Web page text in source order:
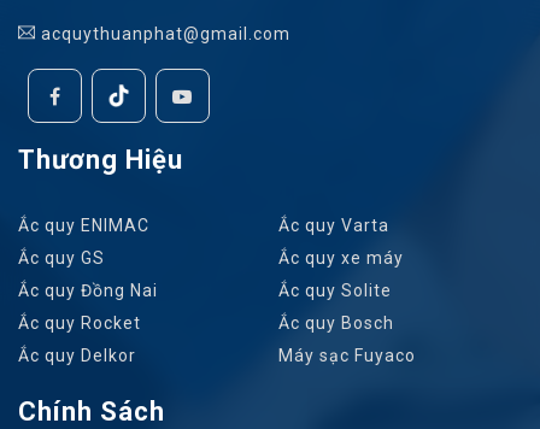
acquythuanphat@gmail.com
Thương Hiệu
Ắc quy ENIMAC
Ắc quy GS
Ắc quy Đồng Nai
Ắc quy Rocket
Ắc quy Delkor
Ắc quy Varta
Ắc quy xe máy
Ắc quy Solite
Ắc quy Bosch
Máy sạc Fuyaco
Chính Sách